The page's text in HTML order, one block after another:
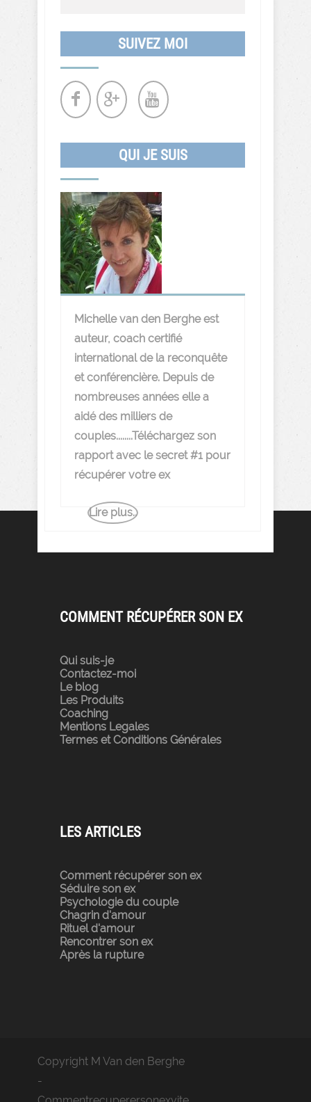
SUIVEZ MOI
QUI JE SUIS
Michelle van den Berghe est
auteur, coach certifié
international de la reconquête
et conférencière. Depuis de
nombreuses années elle a
aidé des milliers de
couples........Téléchargez son
rapport avec le secret #1 pour
récupérer votre ex
Lire plus..
COMMENT RÉCUPÉRER SON EX
Qui suis-je
Contactez-moi
Le blog
Les Produits
Coaching
Mentions Legales
Termes et Conditions Générales
LES ARTICLES
Comment récupérer son ex
Séduire son ex
Psychologie du couple
Chagrin d'amour
Rituel d'amour
Rencontrer son ex
Après la rupture
Copyright M Van den Berghe
-